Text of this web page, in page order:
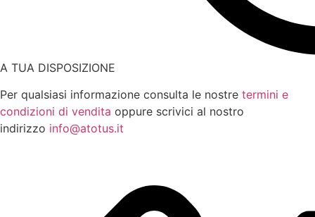
A TUA DISPOSIZIONE
Per qualsiasi informazione consulta le nostre termini e
condizioni di vendita oppure scrivici al nostro
indirizzo info@atotus.it